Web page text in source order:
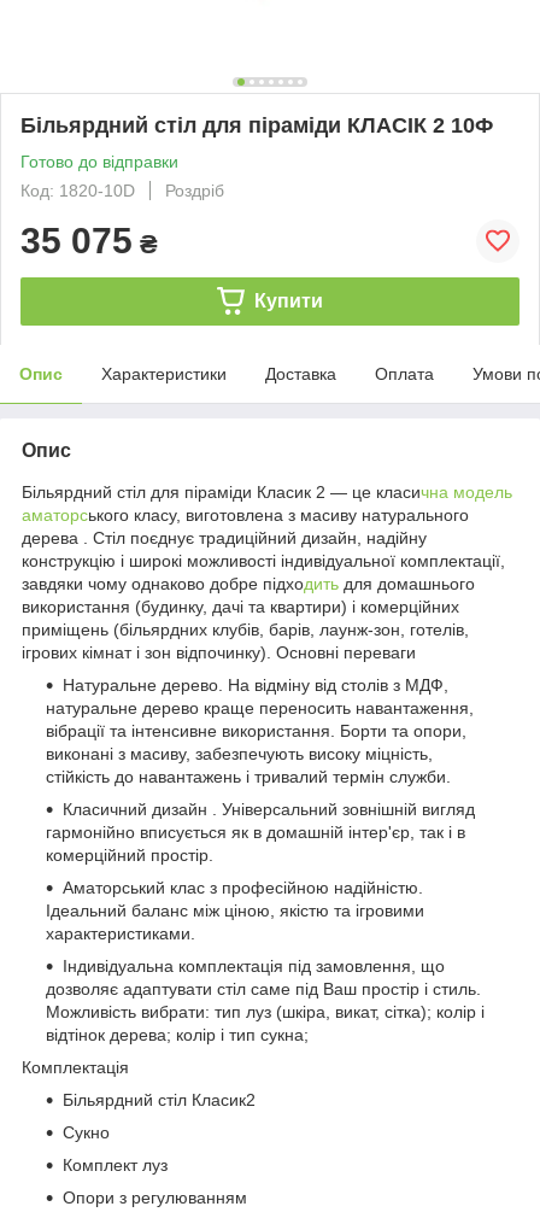
Більярдний стiл для піраміди КЛАСІК 2 10Ф
Готово до відправки
Код: 1820-10D
Роздріб
35 075 ₴
Купити
Опис Характеристики Доставка Оплата Умови
Опис
Більярдний стіл для піраміди Класик 2 — це класична модель
аматорського класу, виготовлена з масиву натурального
дерева . Стіл поєднує традиційний дизайн, надійну
конструкцію і широкі можливості індивідуальної комплектації,
завдяки чому однаково добре підходить для домашнього
використання (будинку, дачі та квартири) і комерційних
приміщень (більярдних клубів, барів, лаунж-зон, готелів,
ігрових кімнат і зон відпочинку). Основні переваги
Натуральне дерево. На відміну від столів з МДФ,
натуральне дерево краще переносить навантаження,
вібрації та інтенсивне використання. Борти та опори,
виконані з масиву, забезпечують високу міцність,
стійкість до навантажень і тривалий термін служби.
Класичний дизайн . Універсальний зовнішній вигляд
гармонійно вписується як в домашній інтер'єр, так і в
комерційний простір.
Аматорський клас з професійною надійністю.
Ідеальний баланс між ціною, якістю та ігровими
характеристиками.
Індивідуальна комплектація під замовлення, що
дозволяє адаптувати стіл саме під Ваш простір і стиль.
Можливість вибрати: тип луз (шкіра, викат, сітка); колір і
відтінок дерева; колір і тип сукна;
Комплектація
Більярдний стіл Класик2
Сукно
Комплект луз
Опори з регулюванням